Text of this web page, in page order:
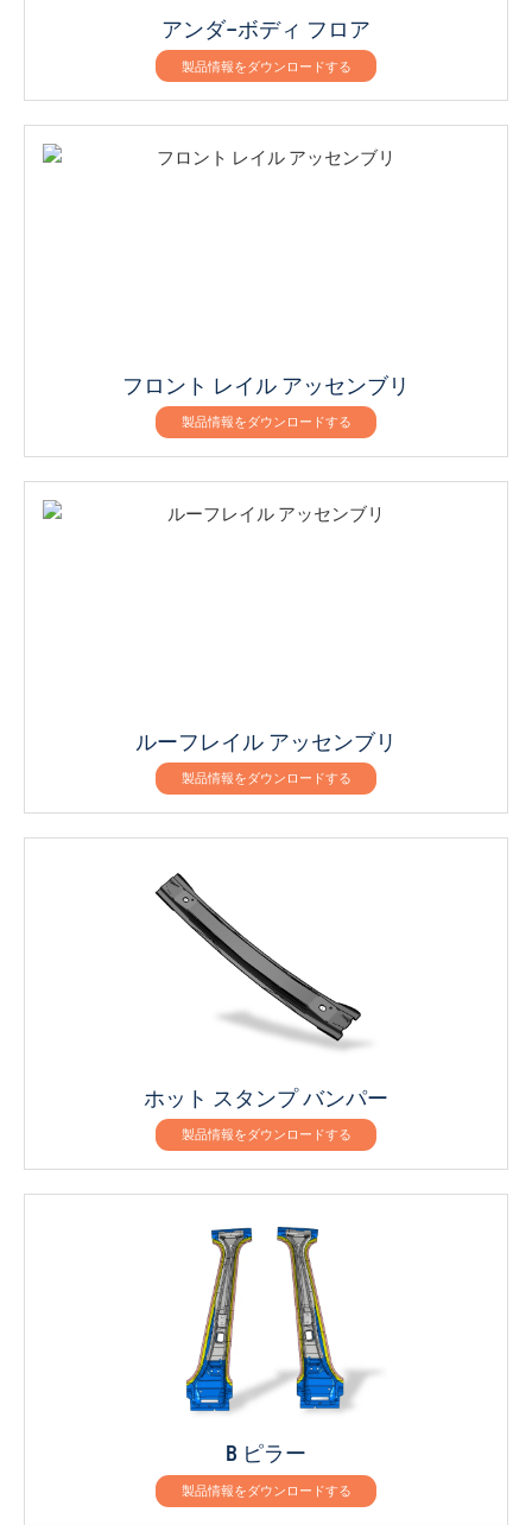
アンダ–ボディ フロア
製品情報をダウンロードする
フロント レイル アッセンブリ
製品情報をダウンロードする
ルーフレイル アッセンブリ
製品情報をダウンロードする
ホット スタンプ バンパー
製品情報をダウンロードする
B ピラー
製品情報をダウンロードする